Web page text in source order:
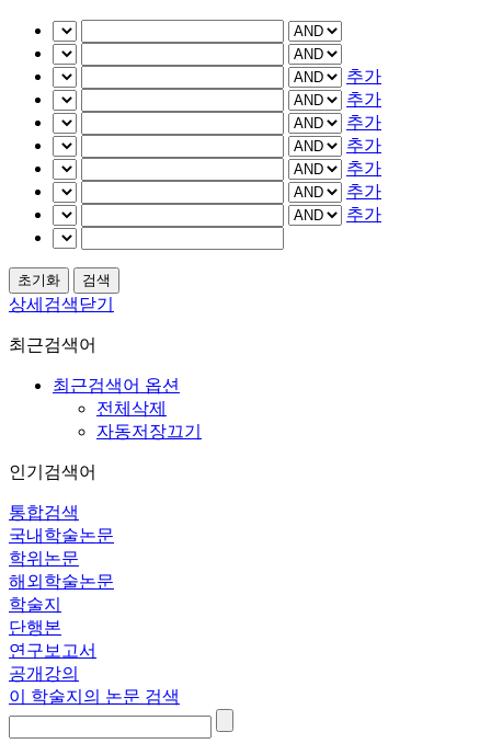
추가
추가
추가
추가
추가
추가
추가
상세검색닫기
최근검색어
최근검색어 옵션
전체삭제
자동저장끄기
인기검색어
통합검색
국내학술논문
학위논문
해외학술논문
학술지
단행본
연구보고서
공개강의
이 학술지의 논문 검색